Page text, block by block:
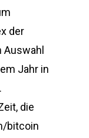
der
Jahr in
die
bitcoin